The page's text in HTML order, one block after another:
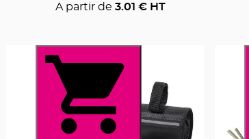
A partir de 3.01 € HT